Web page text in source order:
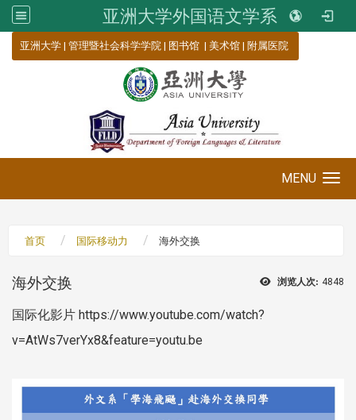
亚洲大学外国语文学系
亚洲大学 | 管理暨社会科学学院 | 图书馆 | 美术馆 | 附属医院
MENU
首页 国际移动力 海外交换
浏览人次: 4848
海外交换
国际化影片 https://www.youtube.com/watch?
v=AtWs7verYx8&feature=youtu.be